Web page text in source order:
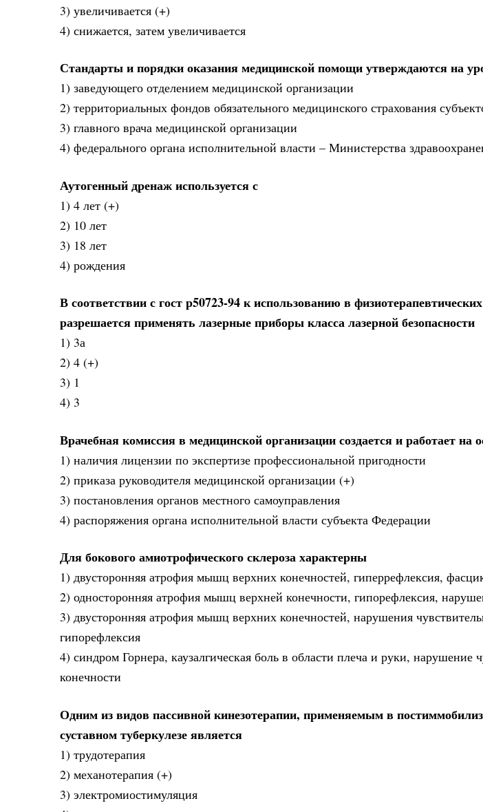
3) увеличивается (+)
4) снижается, затем увеличивается
Стандарты и порядки оказания медицинской помощи утверждаются на
1) заведующего отделением медицинской организации
2) территориальных фондов обязательного медицинского страхования
3) главного врача медицинской организации
4) федерального органа исполнительной власти – Министерства
Аутогенный дренаж используется с
1) 4 лет (+)
2) 10 лет
3) 18 лет
4) рождения
В соответствии с гост р50723-94 к использованию в
разрешается применять лазерные приборы класса лазерной безопасности
1) 3а
2) 4 (+)
3) 1
4) 3
Врачебная комиссия в медицинской организации создается и работает на
1) наличия лицензии по экспертизе профессиональной пригодности
2) приказа руководителя медицинской организации (+)
3) постановления органов местного самоуправления
4) распоряжения органа исполнительной власти субъекта Федерации
Для бокового амиотрофического склероза характерны
1) двусторонняя атрофия мышц верхних конечностей, гиперрефлексия,
2) односторонняя атрофия мышц верхней конечности, гипорефлексия,
3) двусторонняя атрофия мышц верхних конечностей, нарушения
гипорефлексия
4) синдром Горнера, каузалгическая боль в области плеча и руки, нарушение
конечности
Одним из видов пассивной кинезотерапии, применяемым в
суставном туберкулезе является
1) трудотерапия
2) механотерапия (+)
3) электромиостимуляция